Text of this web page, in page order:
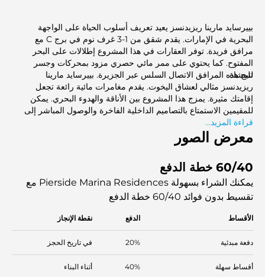
بييرسايد مارينا ريزيدنسز يعيد تعريف أسلوب الحياة على الواجهة
البحرية في الإمارات. يقدم شقق من 1-3 غرف نوم في برج C مع
مرافق فريدة. توفر العقارات في هذا المشروع إطلالات على البحر
المفتوح. كما يحتوي على ممر مائي حصري مزود بمحركات وجسر
للمشاة.
تتيح هذه المرافق الاتصال السلس عبر الجزيرة. بييرسايد مارينا
ريزيدنسز مثالي لعشاق اليخوت. يقدم مغامرات مائية رائعة تجعل
إقامتك مثيرة. يمزج هذا المشروع بين الأناقة والهدوء البحري. يمكن
للمقيمين الاستمتاع بالتصاميم الداخلية الفاخرة والوصول المباشر إلى
البحر. إنه الوجهة المثالية لتجربة أسلوب حياة جزيري فاخر.
قراءة المزيد...
معرض الصور
60/40 خطة الدفع
يمكنك الشراء بسهولة Pierside Marina Residences مع
تقسيط بدون فوائد 60/40 خطة الدفع
الأقساط الدفع نقطة الإنجاز
دفعة مبدئية 20% في تاريخ الحجز
أقساط سهلة 40% أثناء البناء